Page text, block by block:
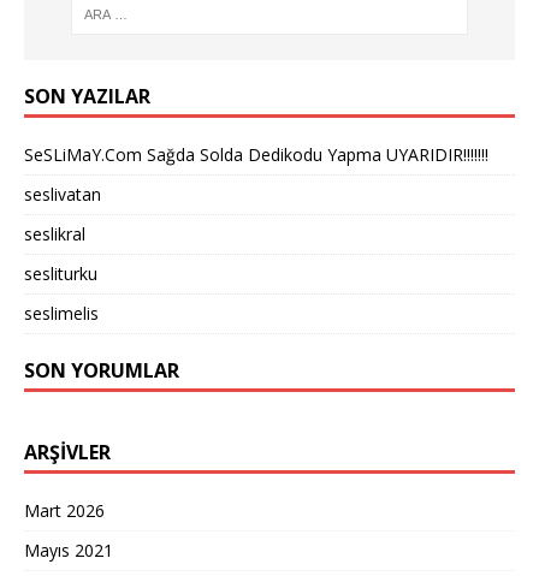
SON YAZILAR
SeSLiMaY.Com Sağda Solda Dedikodu Yapma UYARIDIR!!!!!!!
seslivatan
seslikral
sesliturku
seslimelis
SON YORUMLAR
ARŞIVLER
Mart 2026
Mayıs 2021